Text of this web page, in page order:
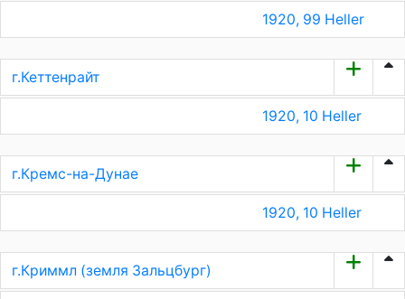
1920, 99 Heller
г.Кеттенрайт
1920, 10 Heller
г.Кремс-на-Дунае
1920, 10 Heller
г.Криммл (земля Зальцбург)